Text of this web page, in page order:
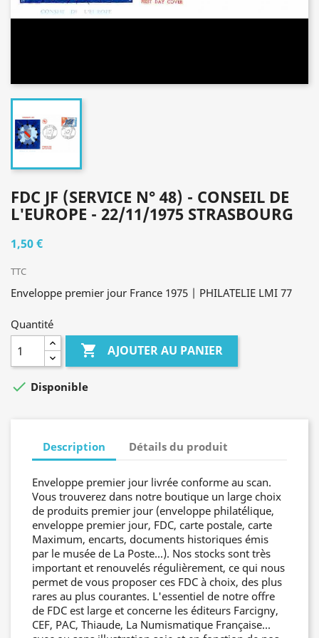
FDC JF (SERVICE N° 48) - CONSEIL DE
L'EUROPE - 22/11/1975 STRASBOURG
1,50 €
TTC
Enveloppe premier jour France 1975 | PHILATELIE LMI 77
Quantité
 AJOUTER AU PANIER
 Disponible
Description Détails du produit
Enveloppe premier jour livrée conforme au scan.
Vous trouverez dans notre boutique un large choix
de produits premier jour (enveloppe philatélique,
enveloppe premier jour, FDC, carte postale, carte
Maximum, encarts, documents historiques émis
par le musée de La Poste...). Nos stocks sont très
important et renouvelés régulièrement, ce qui nous
permet de vous proposer ces FDC à choix, des plus
rares au plus courantes. L'essentiel de notre offre
de FDC est large et concerne les éditeurs Farcigny,
CEF, PAC, Thiaude, La Numismatique Française...